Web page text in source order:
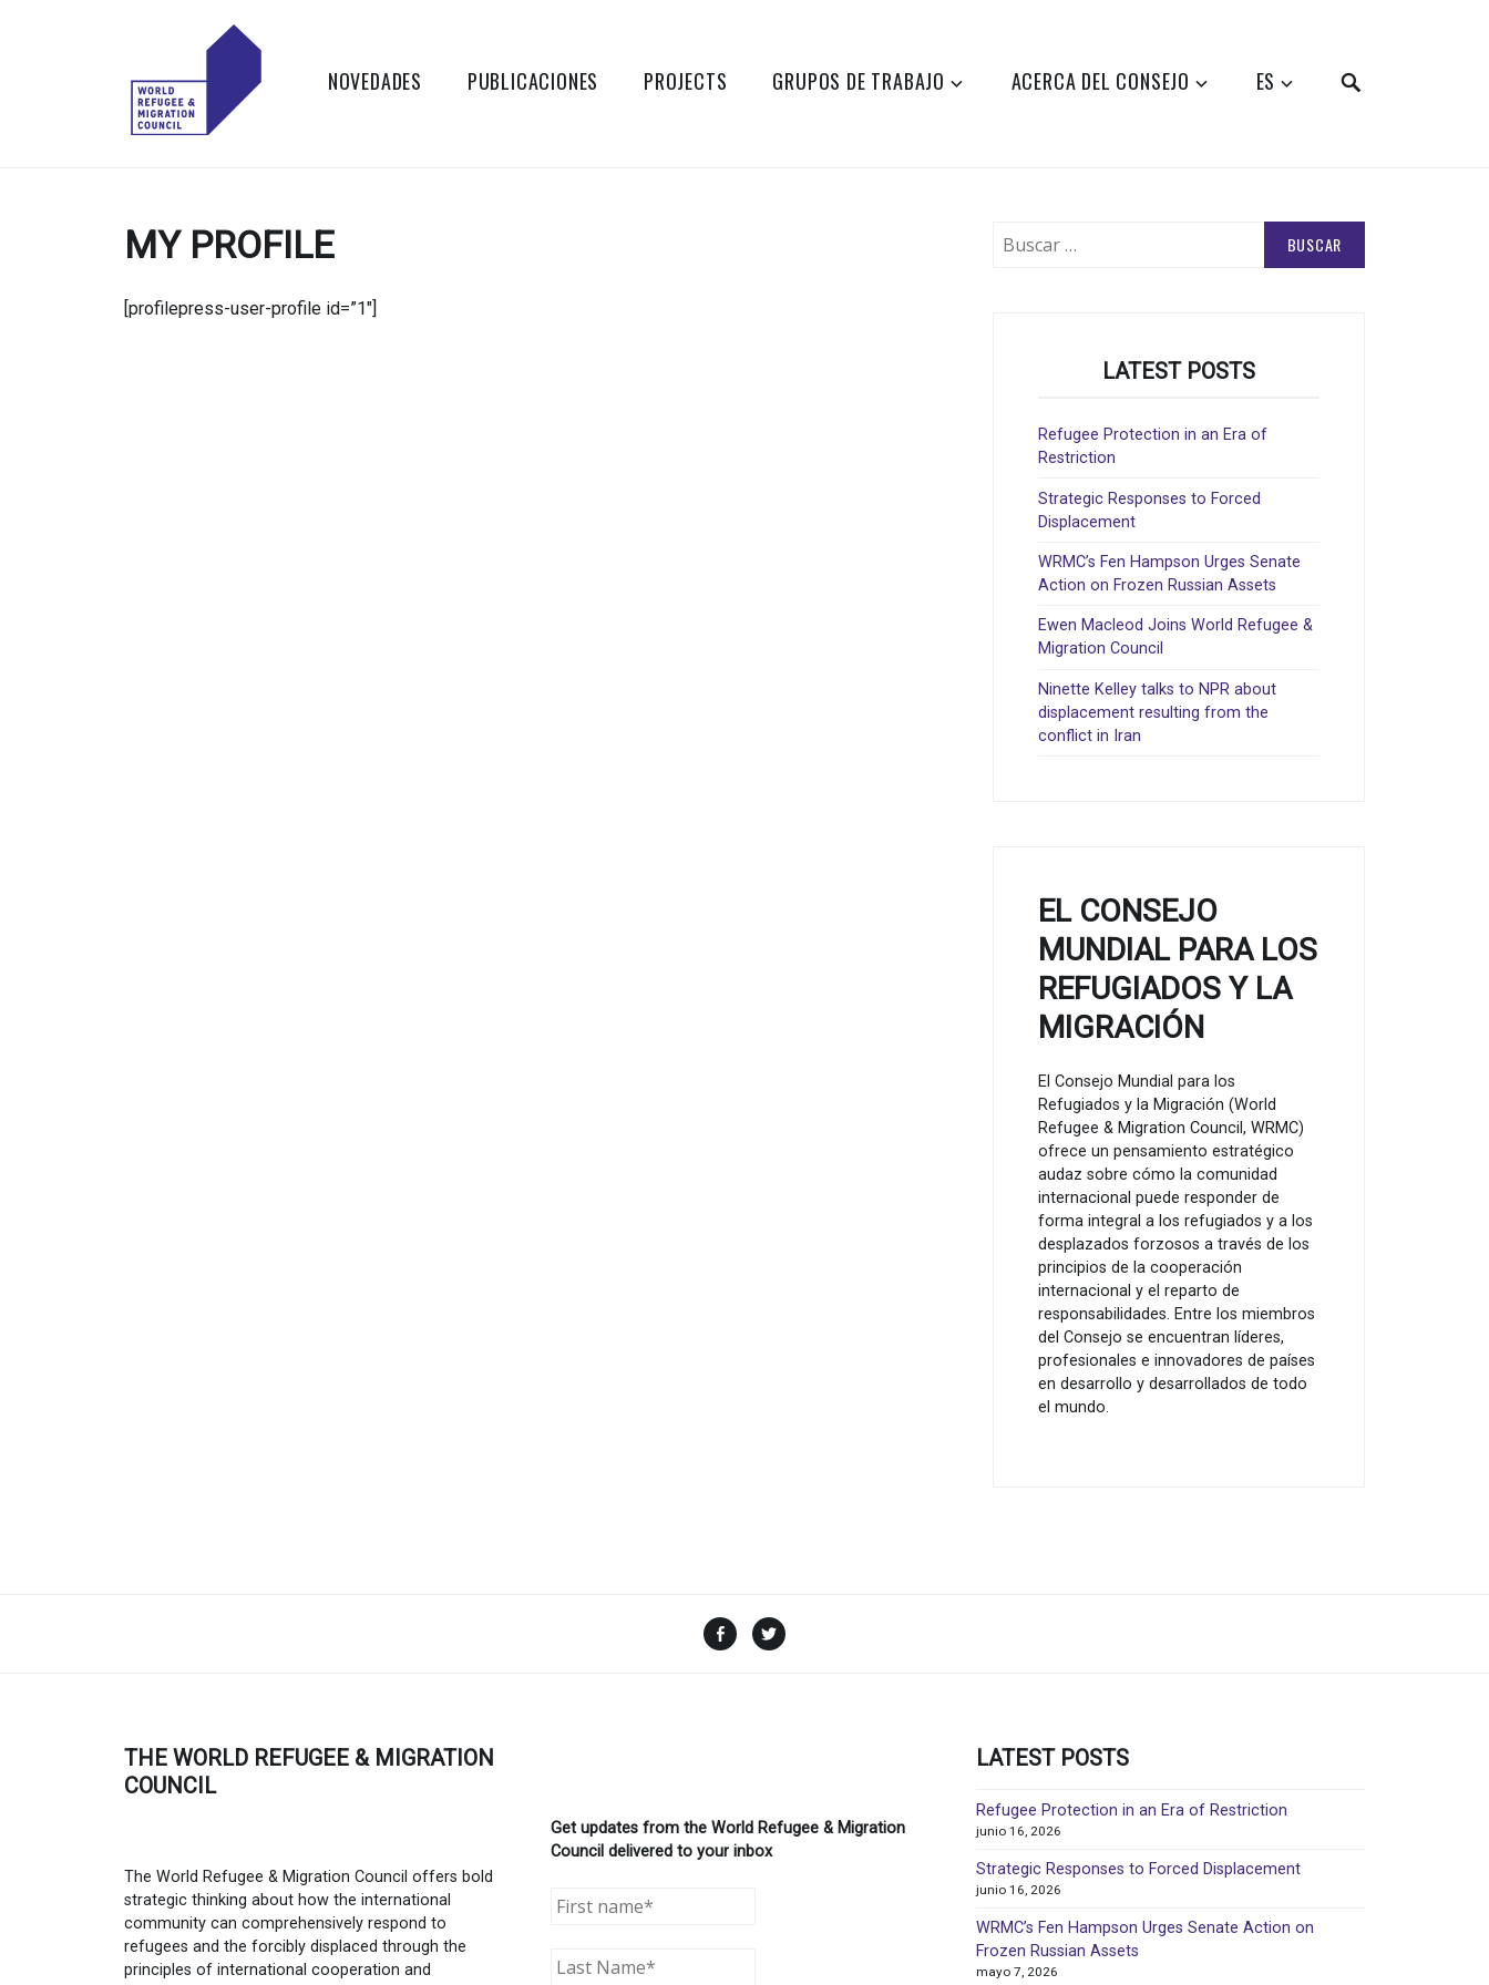
REFUGEE
AND
MIGRATION
and Migration
Systems
NOVEDADES PUBLICACIONES PROJECTS GRUPOS DE TRABAJO ACERCA DEL CONSEJO ES
MY PROFILE
[profilepress-user-profile id=”1″]
LATEST POSTS
Refugee Protection in an Era of
Restriction
Strategic Responses to Forced
Displacement
WRMC’s Fen Hampson Urges Senate
Action on Frozen Russian Assets
Ewen Macleod Joins World Refugee &
Migration Council
Ninette Kelley talks to NPR about
displacement resulting from the
conflict in Iran
EL CONSEJO
MUNDIAL PARA LOS
REFUGIADOS Y LA
MIGRACIÓN
El Consejo Mundial para los
Refugiados y la Migración (World
Refugee & Migration Council, WRMC)
ofrece un pensamiento estratégico
audaz sobre cómo la comunidad
internacional puede responder de
forma integral a los refugiados y a los
desplazados forzosos a través de los
principios de la cooperación
internacional y el reparto de
responsabilidades. Entre los miembros
del Consejo se encuentran líderes,
profesionales e innovadores de países
en desarrollo y desarrollados de todo
el mundo.
Facebook
THE WORLD REFUGEE & MIGRATION
COUNCIL
The World Refugee & Migration Council offers bold
strategic thinking about how the international
community can comprehensively respond to
refugees and the forcibly displaced through the
principles of international cooperation and
Get updates from the World Refugee & Migration
Council delivered to your inbox
LATEST POSTS
Refugee Protection in an Era of Restriction
junio 16, 2026
Strategic Responses to Forced Displacement
junio 16, 2026
WRMC’s Fen Hampson Urges Senate Action on
Frozen Russian Assets
mayo 7, 2026